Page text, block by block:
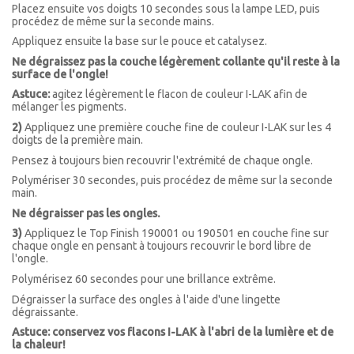
Placez ensuite vos doigts 10 secondes sous la lampe LED, puis
procédez de même sur la seconde mains.
Appliquez ensuite la base sur le pouce et catalysez.
Ne dégraissez pas la couche légèrement collante qu'il reste à la
surface de l'ongle!
Astuce:agitez légèrement le flacon de couleur I-LAK afin de
mélanger les pigments.
2)Appliquez une première couche fine de couleur I-LAK sur les 4
doigts de la première main.
Pensez à toujours bien recouvrir l'extrémité de chaque ongle.
Polymériser 30 secondes, puis procédez de même sur la seconde
main.
Ne dégraisser pas les ongles.
3)Appliquez le Top Finish 190001 ou 190501 en couche fine sur
chaque ongle en pensant à toujours recouvrir le bord libre de
l'ongle.
Polymérisez 60 secondes pour une brillance extrême.
Dégraisser la surface des ongles à l'aide d'une lingette
dégraissante.
Astuce: conservez vos flacons I-LAK à l'abri de la lumière et de
la chaleur!